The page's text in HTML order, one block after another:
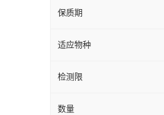
保质期
适应物种
检测限
数量